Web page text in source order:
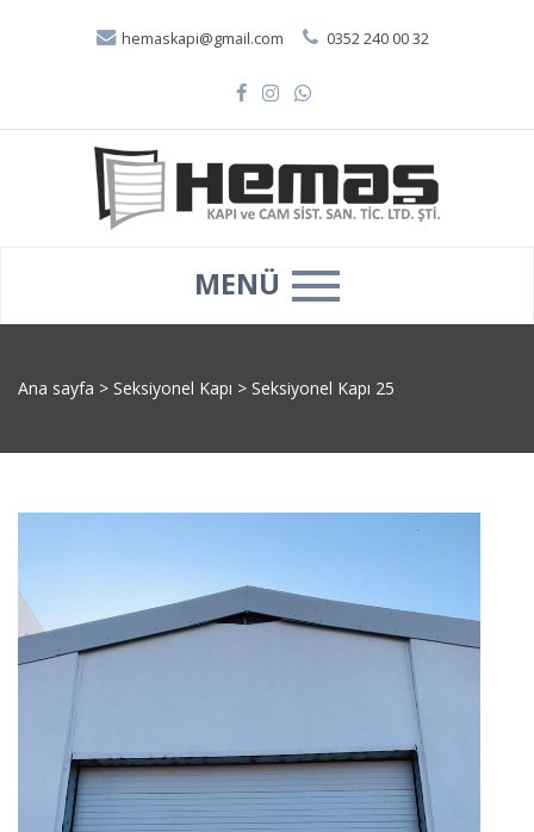
hemaskapi@gmail.com 0352 240 00 32
MENÜ
Ana sayfa > Seksiyonel Kapı > Seksiyonel Kapı 25